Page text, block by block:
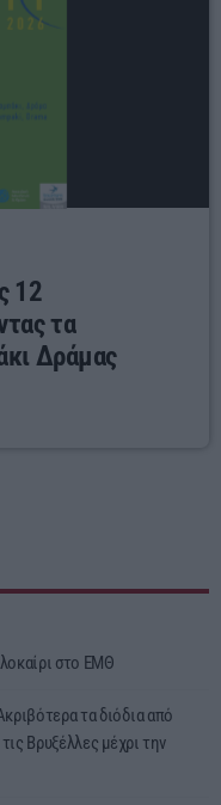
12
τα
Δράμας
στο ΕΜΘ
τα διόδια από
Βρυξέλλες μέχρι την